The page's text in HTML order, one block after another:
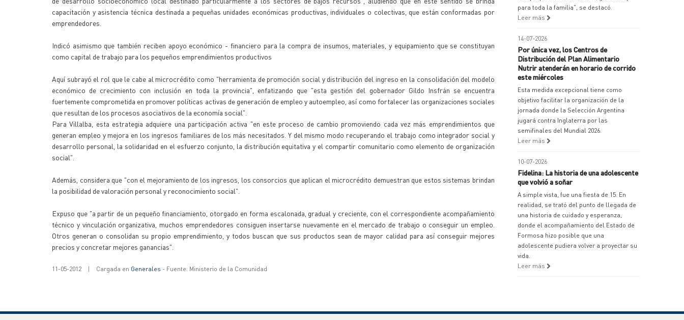
capacitación y asistencia técnica destinada a pequeñas unidades económicas productivas, individuales o colectivas, que están conformadas por
emprendedores.
Indicó asimismo que también reciben apoyo económico - financiero para la compra de insumos, materiales, y equipamiento que se constituyan
como capital de trabajo para los pequeños emprendimientos productivos
Aquí subrayó el rol que le cabe al microcrédito como "herramienta de promoción social y distribución del ingreso en la consolidación del modelo
económico de crecimiento con inclusión en toda la provincia", enfatizando que "esta gestión del gobernador Gildo Insfrán se encuentra
fuertemente comprometida en promover políticas activas de generación de empleo y autoempleo, así como fortalecer las organizaciones sociales
que resultan de los procesos asociativos de la economía social".
Para Villalba, esta estrategia adquiere una participación activa "en este proceso de cambio promoviendo cada vez más emprendimientos que
generan empleo y mejora en los ingresos familiares de los más necesitados. Y del mismo modo recuperando el trabajo como integrador social y
desarrollo personal, la solidaridad en el esfuerzo conjunto, la distribución equitativa y el compartir comunitario como elemento de organización
social".
Además, considera que "con el mejoramiento de los ingresos, los consorcios que aplican el microcrédito demuestran que estos sistemas brindan
la posibilidad de valoración personal y reconocimiento social".
Expuso que "a partir de un pequeño financiamiento, otorgado en forma escalonada, gradual y creciente, con el correspondiente acompañamiento
técnico y vinculación organizativa, muchos emprendedores consiguen insertarse nuevamente en el mercado de trabajo o conseguir un empleo.
Otros generan o consolidan su propio emprendimiento, y todos buscan que sus productos sean de mayor calidad para así conseguir mejores
precios y concretar mejores ganancias".
11-05-2012 | Cargada en Generales - Fuente: Ministerio de la Comunidad
para toda la familia", se destacó.
Leer más
14-07-2026
Por única vez, los Centros de
Distribución del Plan Alimentario
Nutrir atenderán en horario de corrido
este miércoles
Esta medida excepcional tiene como
objetivo facilitar la organización de la
jornada donde la Selección Argentina
jugará contra Inglaterra por las
semifinales del Mundial 2026.
Leer más
10-07-2026
Fidelina: La historia de una adolescente
que volvió a soñar
A simple vista, fue una fiesta de 15. En
realidad, se trató del punto de llegada de
una historia de cuidado y esperanza,
donde el acompañamiento del Estado de
Formosa hizo posible que una
adolescente pudiera volver a proyectar su
vida.
Leer más